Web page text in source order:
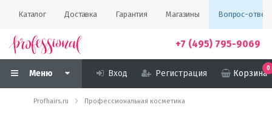
Каталог Доставка Гарантия Магазины Вопрос-ответ
+7 (495) 795-9069
Меню Вход Регистрация Корзина
0
Profhairs.ru Профессиональная косметика